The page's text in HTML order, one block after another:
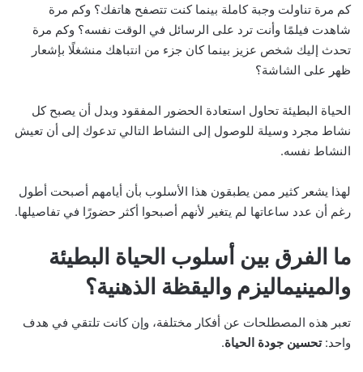
كم مرة تناولت وجبة كاملة بينما كنت تتصفح هاتفك؟ وكم مرة
شاهدت فيلمًا وأنت ترد على الرسائل في الوقت نفسه؟ وكم مرة
تحدث إليك شخص عزيز بينما كان جزء من انتباهك منشغلًا بإشعار
ظهر على الشاشة؟
الحياة البطيئة تحاول استعادة الحضور المفقود وبدل أن يصبح كل
نشاط مجرد وسيلة للوصول إلى النشاط التالي تدعوك إلى أن تعيش
النشاط نفسه.
لهذا يشعر كثير ممن يطبقون هذا الأسلوب بأن أيامهم أصبحت أطول
رغم أن عدد ساعاتها لم يتغير لأنهم أصبحوا أكثر حضورًا في تفاصيلها.
ما الفرق بين أسلوب الحياة البطيئة
والمينيماليزم واليقظة الذهنية؟
تعبر هذه المصطلحات عن أفكار مختلفة، وإن كانت تلتقي في هدف
واحد:تحسين جودة الحياة.